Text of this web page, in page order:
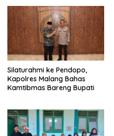
Silaturahmi ke Pendopo,
Kapolres Malang Bahas
Kamtibmas Bareng Bupati